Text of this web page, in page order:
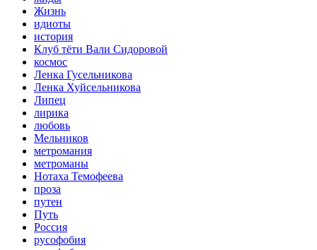
Жизнь
идиоты
история
Клуб тёти Вали Сидоровой
космос
Ленка Гусельникова
Ленка Хуйсельникова
Липец
лирика
любовь
Мельников
метромания
метроманы
Нотаха Темофеева
проза
путен
Путь
Россия
русофобия